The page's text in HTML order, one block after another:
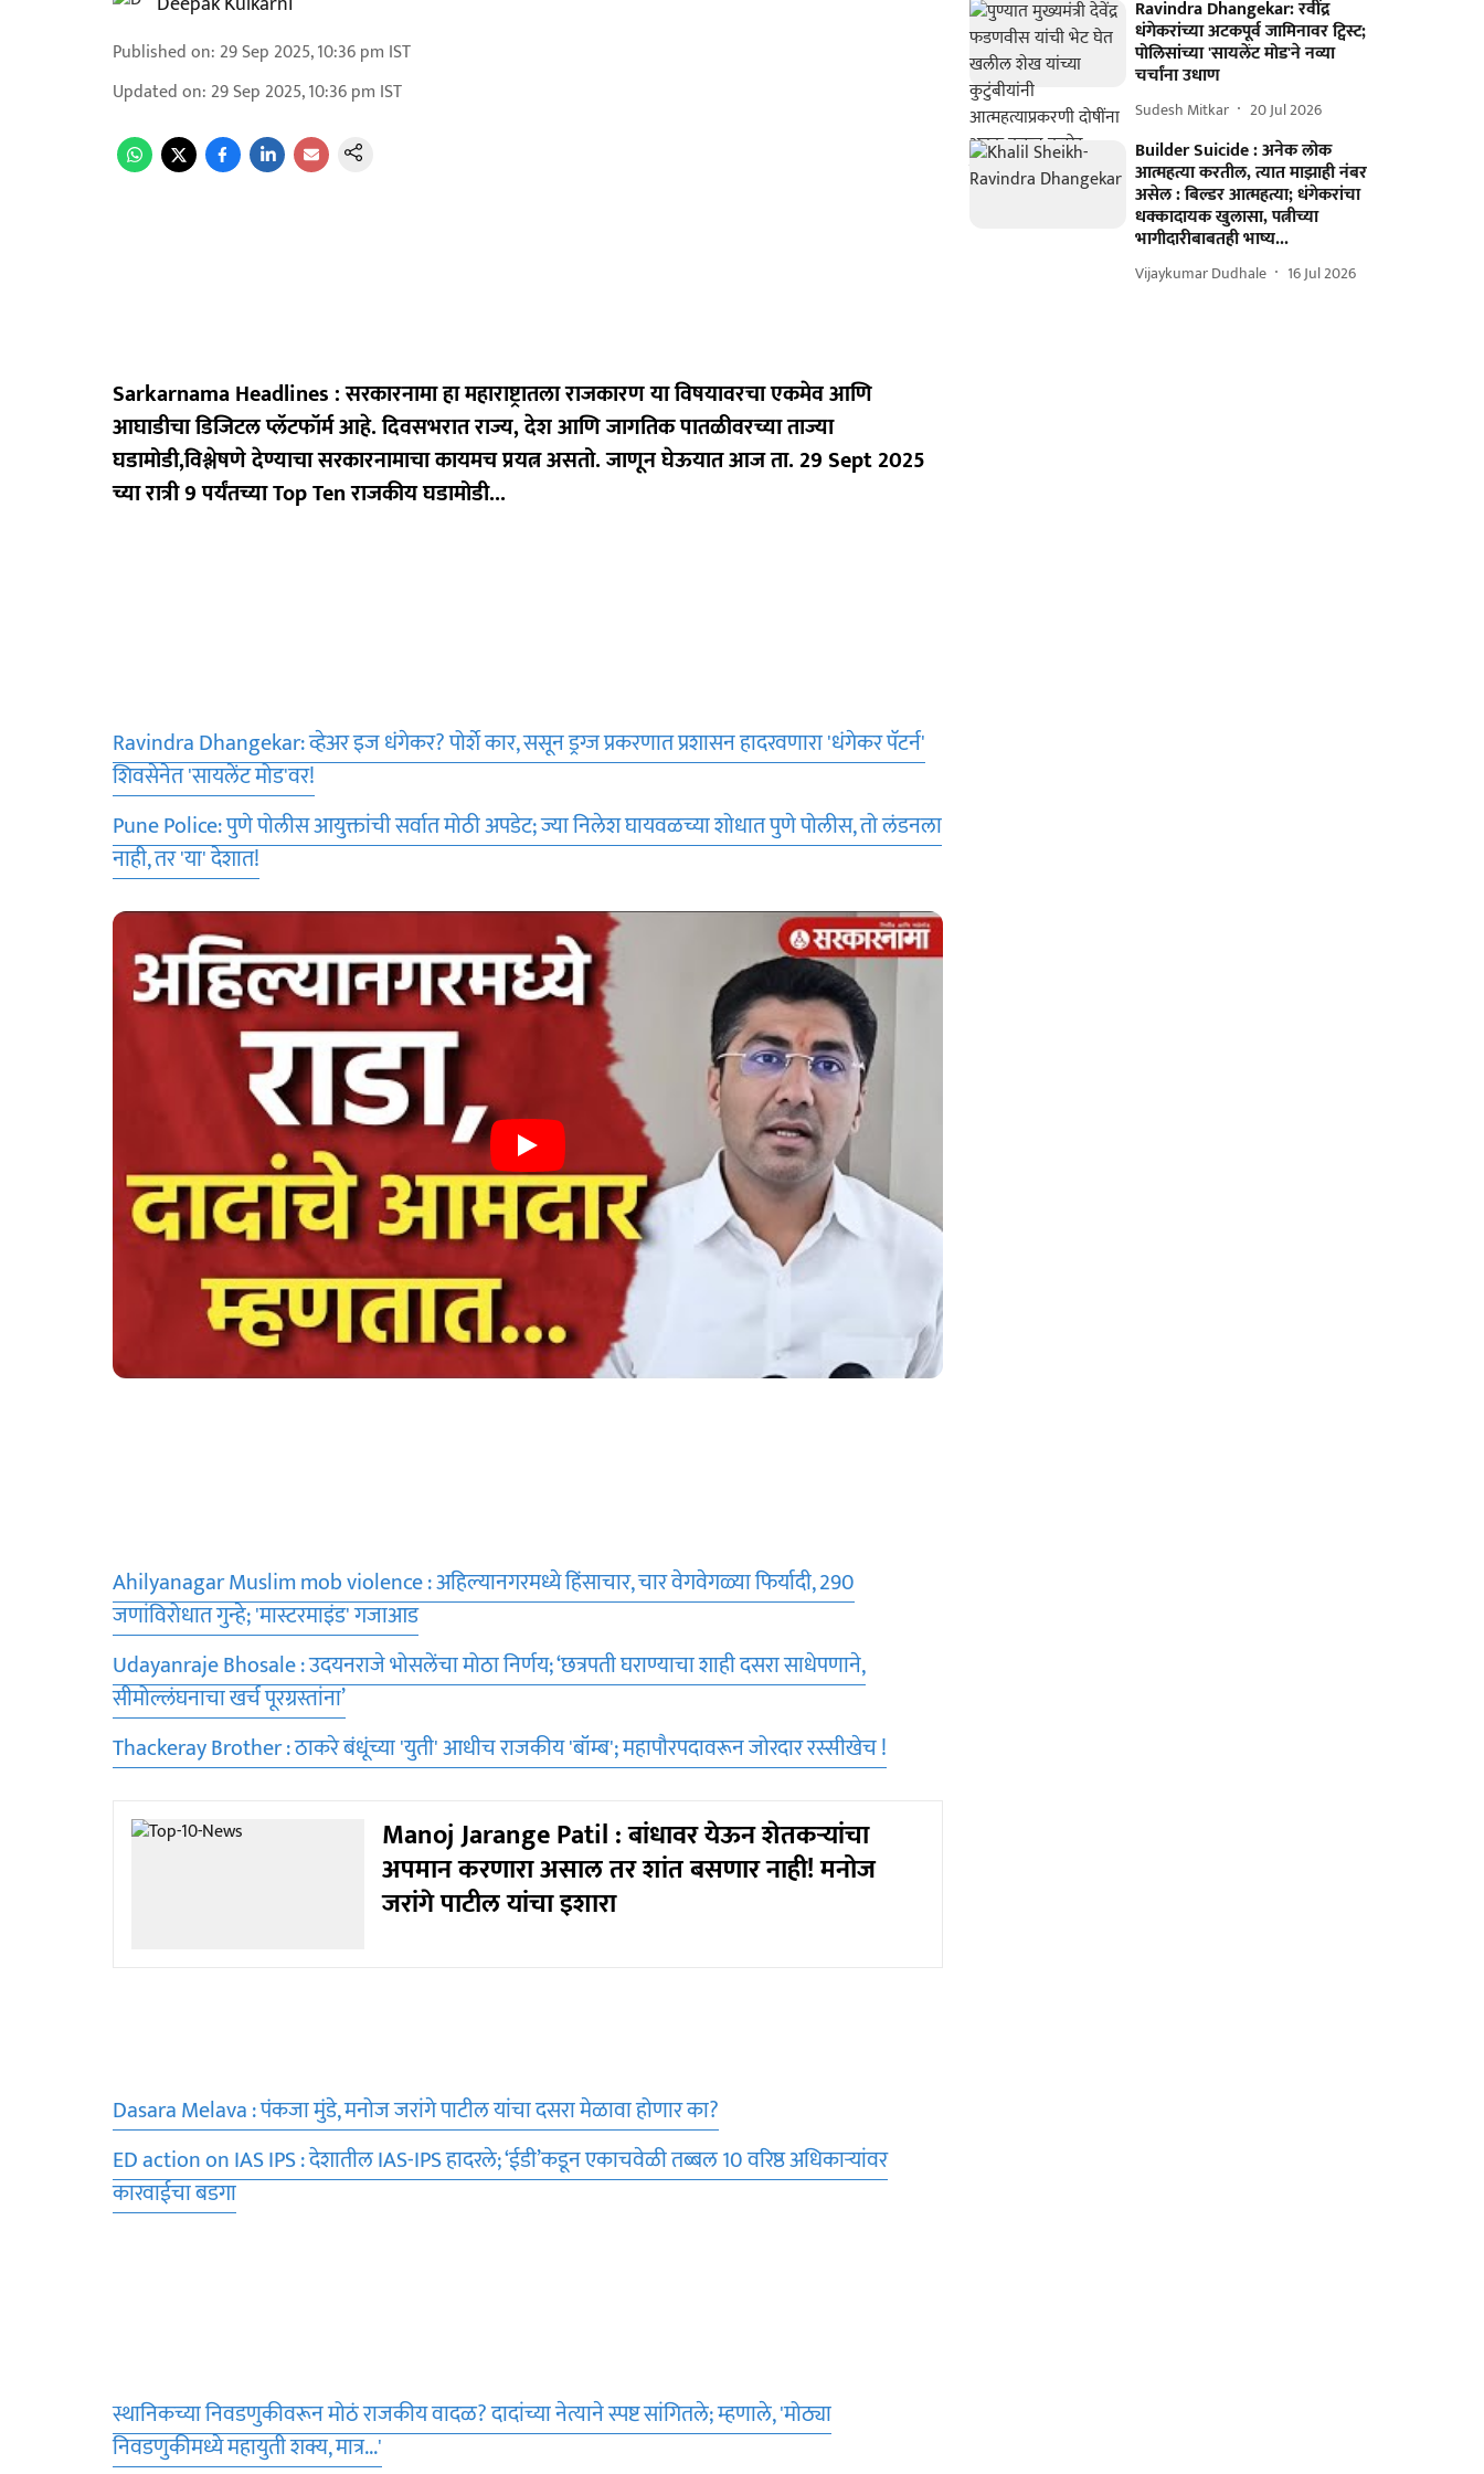
Published on: 29 Sep 2025, 10:36 pm IST
Updated on: 29 Sep 2025, 10:36 pm IST
Sarkarnama Headlines : सरकारनामा हा महाराष्ट्रातला राजकारण या विषयावरचा एकमेव आणि
आघाडीचा डिजिटल प्लॅटफॉर्म आहे. दिवसभरात राज्य, देश आणि जागतिक पातळीवरच्या ताज्या
घडामोडी,विश्लेषणे देण्याचा सरकारनामाचा कायमच प्रयत्न असतो. जाणून घेऊयात आज ता. 29 Sept 2025
च्या रात्री 9 पर्यंतच्या Top Ten राजकीय घडामोडी...
Ravindra Dhangekar: व्हेअर इज धंगेकर? पोर्शे कार, ससून ड्रग्ज प्रकरणात प्रशासन हादरवणारा 'धंगेकर पॅटर्न'
शिवसेनेत 'सायलेंट मोड'वर!
Pune Police: पुणे पोलीस आयुक्तांची सर्वात मोठी अपडेट; ज्या निलेश घायवळच्या शोधात पुणे पोलीस, तो लंडनला
नाही, तर 'या' देशात!
Ahilyanagar Muslim mob violence : अहिल्यानगरमध्ये हिंसाचार, चार वेगवेगळ्या फिर्यादी, 290
जणांविरोधात गुन्हे; 'मास्टरमाइंड' गजाआड
Udayanraje Bhosale : उदयनराजे भोसलेंचा मोठा निर्णय; ‘छत्रपती घराण्याचा शाही दसरा साधेपणाने,
सीमोल्लंघनाचा खर्च पूरग्रस्तांना’
Thackeray Brother : ठाकरे बंधूंच्या 'युती' आधीच राजकीय 'बॉम्ब'; महापौरपदावरून जोरदार रस्सीखेच !
Manoj Jarange Patil : बांधावर येऊन शेतकऱ्यांचा
अपमान करणारा असाल तर शांत बसणार नाही! मनोज
जरांगे पाटील यांचा इशारा
Dasara Melava : पंकजा मुंडे, मनोज जरांगे पाटील यांचा दसरा मेळावा होणार का?
ED action on IAS IPS : देशातील IAS-IPS हादरले; ‘ईडी’कडून एकाचवेळी तब्बल 10 वरिष्ठ अधिकाऱ्यांवर
कारवाईचा बडगा
स्थानिकच्या निवडणुकीवरून मोठं राजकीय वादळ? दादांच्या नेत्याने स्पष्ट सांगितले; म्हणाले, 'मोठ्या
निवडणुकीमध्ये महायुती शक्य, मात्र...'
Ravindra Dhangekar: रवींद्र
धंगेकरांच्या अटकपूर्व जामिनावर ट्विस्ट;
पोलिसांच्या 'सायलेंट मोड'ने नव्या
चर्चांना उधाण
Sudesh Mitkar 20 Jul 2026
Builder Suicide : अनेक लोक
आत्महत्या करतील, त्यात माझाही नंबर
असेल : बिल्डर आत्महत्या; धंगेकरांचा
धक्कादायक खुलासा, पत्नीच्या
भागीदारीबाबतही भाष्य...
Vijaykumar Dudhale 16 Jul 2026